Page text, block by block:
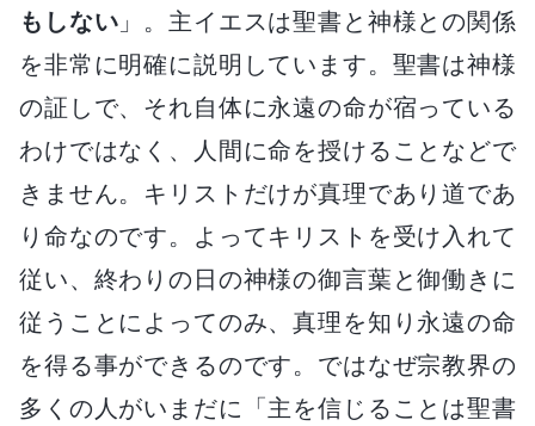
もしない 」。主イエスは聖書と神様との関係
を非常に明確に説明しています。聖書は神様
の証しで、それ自体に永遠の命が宿っている
わけではなく、人間に命を授けることなどで
きません。キリストだけが真理であり道であ
り命なのです。よってキリストを受け入れて
従い、終わりの日の神様の御言葉と御働きに
従うことによってのみ、真理を知り永遠の命
を得る事ができるのです。ではなぜ宗教界の
多くの人がいまだに「主を信じることは聖書